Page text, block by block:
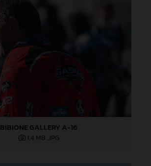
BIBIONE GALLERY A-16
1,4 MB .JPG